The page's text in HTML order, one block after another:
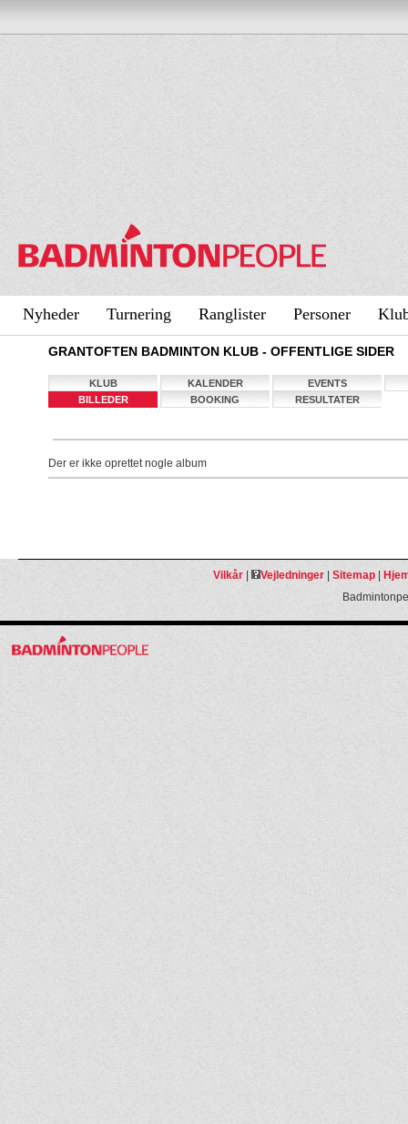
Nyheder Turnering Ranglister Personer
GRANTOFTEN BADMINTON KLUB - OFFENTLIGE SIDER
KLUB KALENDER
EVENTS
BILLEDER
BOOKING RESULTATER
Der er ikke oprettet nogle album
Vilkår| Vejledninger| Sitemap|